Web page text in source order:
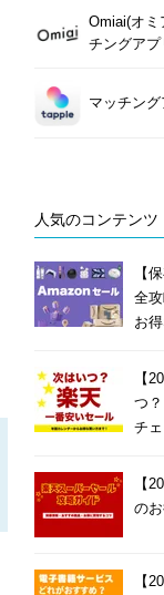
Omiai(オミ
チングアプ
マッチン
人気のコンテンツ
【
全
お
【
つ
チ
【
の
【